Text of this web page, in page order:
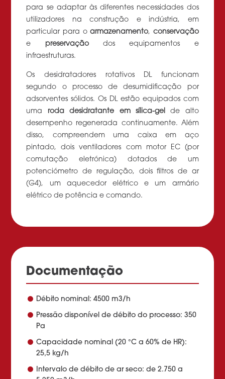
para se adaptar às diferentes necessidades dos
utilizadores na construção e indústria, em
particular para oarmazenamento, conservação
e preservaçãodos equipamentos e
infraestruturas.
Os desidratadores rotativos DL funcionam
segundo o processo de desumidificação por
adsorventes sólidos. Os DL estão equipados com
uma roda desidratante em sílica-gelde alto
desempenho regenerada continuamente. Além
disso, compreendem uma caixa em aço
pintado, dois ventiladores com motor EC (por
comutação eletrónica) dotados de um
potenciómetro de regulação, dois filtros de ar
(G4), um aquecedor elétrico e um armário
elétrico de potência e comando.
Documentação
Débito nominal: 4500 m3/h
Pressão disponível de débito do processo: 350
Pa
Capacidade nominal (20 °C a 60% de HR):
25,5 kg/h
Intervalo de débito de ar seco: de 2.750 a